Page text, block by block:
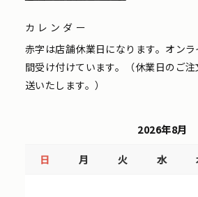
カレンダー
赤字は店舗休業日になります。オン
間受け付けています。（休業日のご
送いたします。）
2026年8月
日 月 火 水